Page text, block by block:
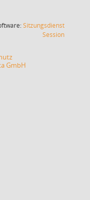
Sitzungsdienst
Session(Wird in
GmbH